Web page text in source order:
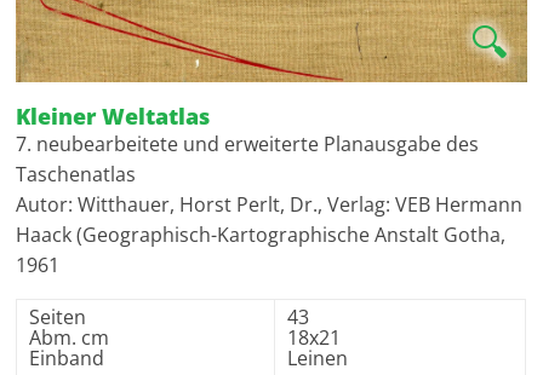
🔍
Kleiner Weltatlas
7. neubearbeitete und erweiterte Planausgabe des
Taschenatlas
Autor: Witthauer, Horst Perlt, Dr., Verlag: VEB Hermann
Haack (Geographisch-Kartographische Anstalt Gotha,
1961
Seiten
Abm. cm
Einband
43
18x21
Leinen